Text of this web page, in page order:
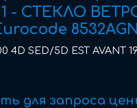
- СТЕКЛО
4D SED/5D EST AVANT
для запроса